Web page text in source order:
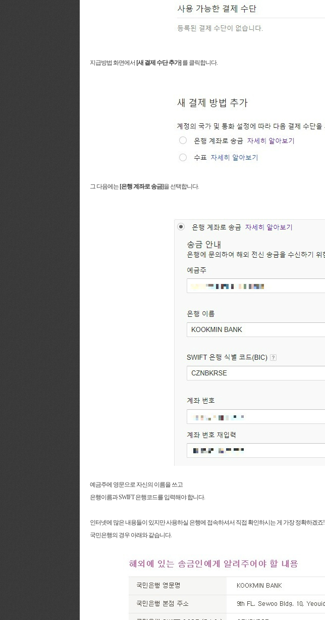
지급방법 화면에서 [새 결제 수단 추가] 를 클릭합니다.
그 다음에는 [은행 계좌로 송금]을 선택합니다.
예금주에 영문으로 자신의 이름을 쓰고
은행이름과 SWIFT 은행코드를 입력해야 합니다.
인터넷에 많은 내용들이 있지만 사용하실 은행에 접속하셔서 직접 확인하시는 게 가장 정확하겠죠!
국민은행의 경우 아래와 같습니다.